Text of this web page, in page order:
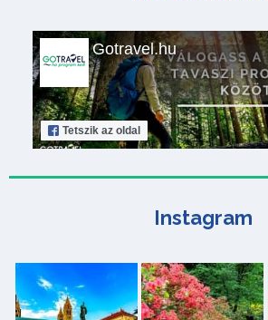
Gotravel.hu
Tetszik az oldal
Instagram